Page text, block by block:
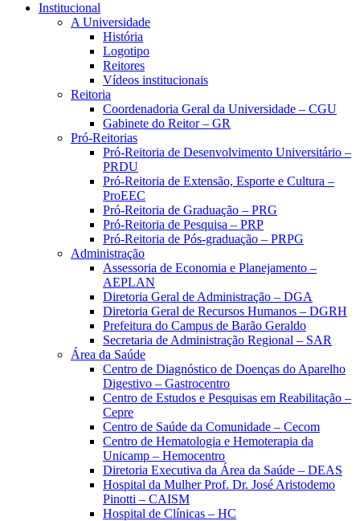
Institucional
A Universidade
História
Logotipo
Reitores
Vídeos institucionais
Reitoria
Coordenadoria Geral da Universidade – CGU
Gabinete do Reitor – GR
Pró-Reitorias
Pró-Reitoria de Desenvolvimento Universitário –
PRDU
Pró-Reitoria de Extensão, Esporte e Cultura –
ProEEC
Pró-Reitoria de Graduação – PRG
Pró-Reitoria de Pesquisa – PRP
Pró-Reitoria de Pós-graduação – PRPG
Administração
Assessoria de Economia e Planejamento –
AEPLAN
Diretoria Geral de Administração – DGA
Diretoria Geral de Recursos Humanos – DGRH
Prefeitura do Campus de Barão Geraldo
Secretaria de Administração Regional – SAR
Área da Saúde
Centro de Diagnóstico de Doenças do Aparelho
Digestivo – Gastrocentro
Centro de Estudos e Pesquisas em Reabilitação –
Cepre
Centro de Saúde da Comunidade – Cecom
Centro de Hematologia e Hemoterapia da
Unicamp – Hemocentro
Diretoria Executiva da Área da Saúde – DEAS
Hospital da Mulher Prof. Dr. José Aristodemo
Pinotti – CAISM
Hospital de Clínicas – HC